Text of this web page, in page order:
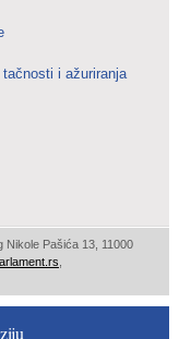
i ažuriranja
Nikole Pašića 13, 11000